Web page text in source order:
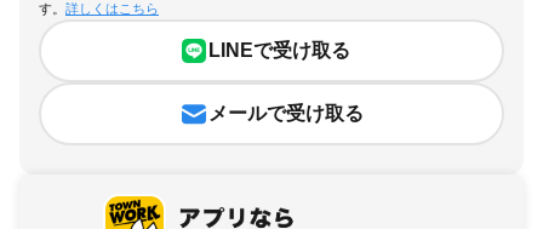
す。 詳しくはこちら
LINEで受け取る
メールで受け取る